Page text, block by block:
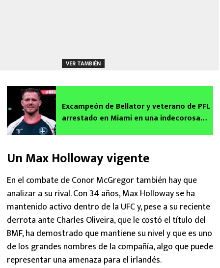
VER TAMBIÉN
Excampeón de Bellator y veterano de PFL
arrestado en Miami en una indecorosa
Un Max Holloway vigente
En el combate de Conor McGregor también hay que
analizar a su rival. Con 34 años, Max Holloway se ha
mantenido activo dentro de la UFC y, pese a su reciente
derrota ante Charles Oliveira, que le costó el título del
BMF, ha demostrado que mantiene su nivel y que es uno
de los grandes nombres de la compañía, algo que puede
representar una amenaza para el irlandés.